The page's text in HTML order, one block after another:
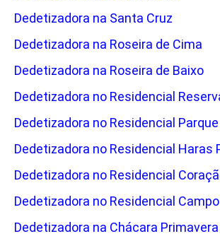
Dedetizadora na Santa Cruz
Dedetizadora na Roseira de Cima
Dedetizadora na Roseira de Baixo
Dedetizadora no Residencial
Dedetizadora no Residencial
Dedetizadora no Residencial Haras
Dedetizadora no Residencial
Dedetizadora no Residencial
Dedetizadora na Chácara Primavera